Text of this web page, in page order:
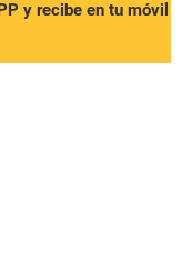
y recibe en tu móvil